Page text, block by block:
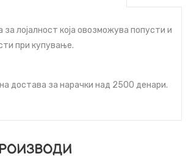
за лојалност која овозможува попусти и
при купување.
достава за нарачки над 2500 денари.